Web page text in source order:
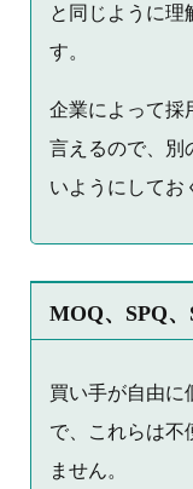
と同じように理
す。
企業によって採
言えるので、別
いようにしてお
MOQ、SPQ
買い手が自由に
で、これらは不
ません。